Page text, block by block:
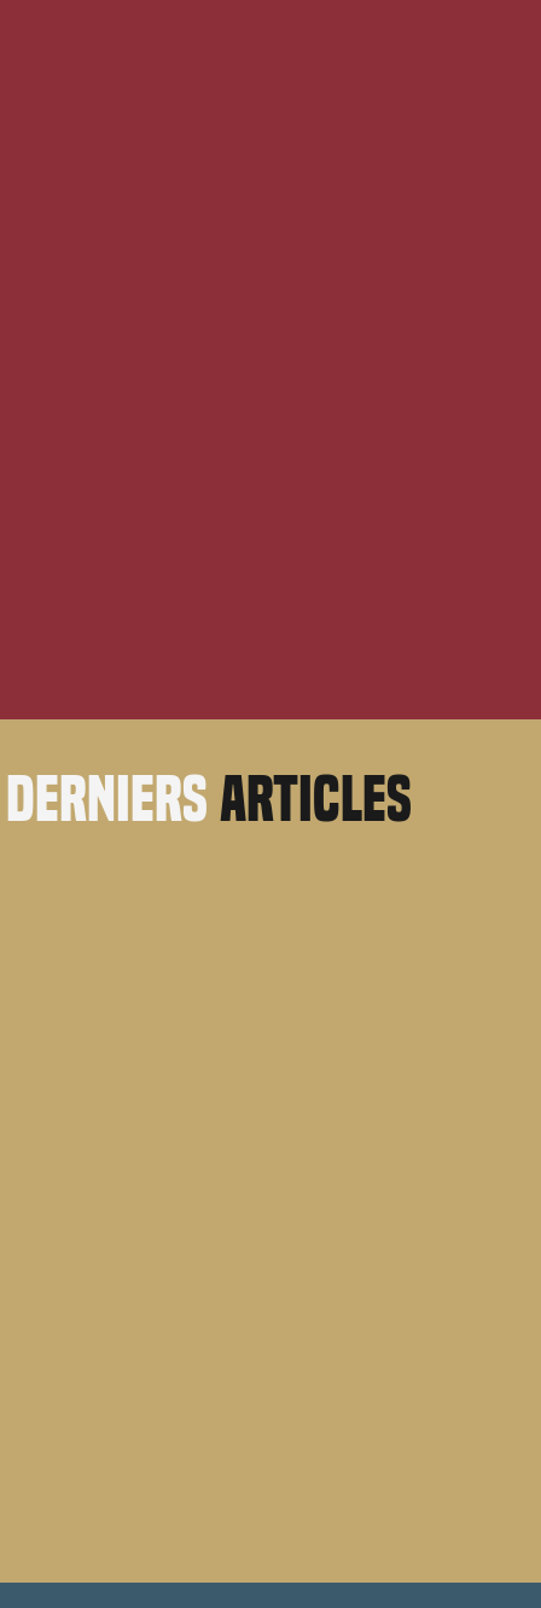
derniersarticles